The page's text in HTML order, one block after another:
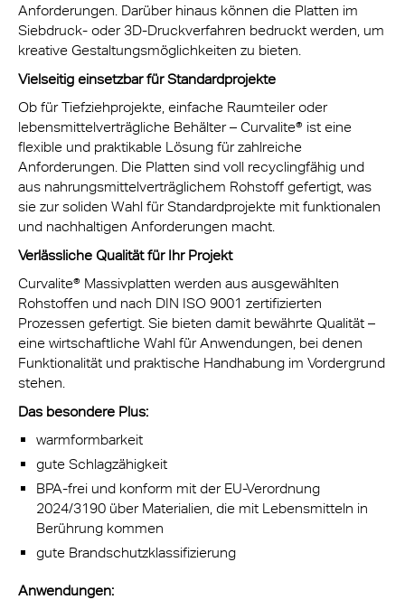
Anforderungen. Darüber hinaus können die Platten im
Siebdruck- oder 3D-Druckverfahren bedruckt werden, um
kreative Gestaltungsmöglichkeiten zu bieten.
Vielseitig einsetzbar für Standardprojekte
Ob für Tiefziehprojekte, einfache Raumteiler oder
lebensmittelverträgliche Behälter – Curvalite® ist eine
flexible und praktikable Lösung für zahlreiche
Anforderungen. Die Platten sind voll recyclingfähig und
aus nahrungsmittelverträglichem Rohstoff gefertigt, was
sie zur soliden Wahl für Standardprojekte mit funktionalen
und nachhaltigen Anforderungen macht.
Verlässliche Qualität für Ihr Projekt
Curvalite® Massivplatten werden aus ausgewählten
Rohstoffen und nach DIN ISO 9001 zertifizierten
Prozessen gefertigt. Sie bieten damit bewährte Qualität –
eine wirtschaftliche Wahl für Anwendungen, bei denen
Funktionalität und praktische Handhabung im Vordergrund
stehen.
Das besondere Plus:
warmformbarkeit
gute Schlagzähigkeit
BPA-frei und konform mit der EU-Verordnung
2024/3190 über Materialien, die mit Lebensmitteln in
Berührung kommen
gute Brandschutzklassifizierung
Anwendungen: